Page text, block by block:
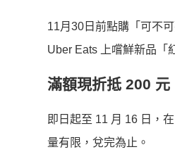
11月30日前點購「可不
Uber Eats 上嚐鮮新品「
滿額現折抵 200 元
即日起至 11 月 16 日，
量有限，兌完為止。